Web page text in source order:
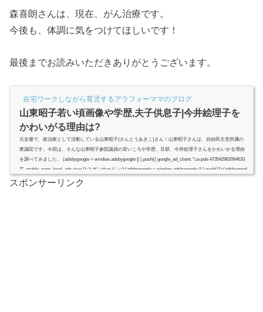
森喜朗さんは、現在、がん治療です。
今後も、体調に気をつけてほしいです！
最後までお読みいただきありがとうございます。
在宅ワークしながら育児するアラフォーママのブログ
山東昭子若い頃画像や学歴,夫子供息子|今井絵理子を
かわいがる理由は?
元女優で、政治家として活動している山東昭子(さんとうあきこ)さん！山東昭子さんは、自由民主党所属の
衆議院です。今回は、そんな山東昭子参院議員の若いころや学歴、旦那、今井絵理子さんをかわいがる理由
を調べてみました。 (adsbygoogle = window.adsbygoogle || ).push({ google_ad_client: "ca-pub-473542962064633
2", enable_page_level_ads: true });スポンサーリンク(adsbygoogle = window.adsbygoogle || ).push({});(adsbygoogl
e = window.adsbygoogle || ).push({});山東昭子若い頃画...
スポンサーリンク